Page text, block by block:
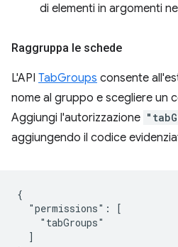
di elementi in argomenti
Raggruppa le schede
L'API TabGroups consente
nome al gruppo e scegliere un
Aggiungi l'autorizzazione
aggiungendo il codice
{
  "permissions": [
    "tabGroups"
  ]